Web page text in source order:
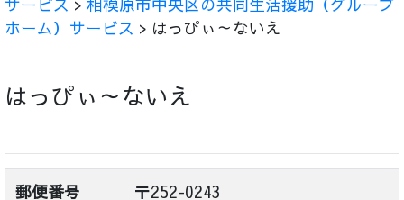
ホーム）サービス > はっぴぃ～ないえ
はっぴぃ～ないえ
郵便番号 〒252-0243